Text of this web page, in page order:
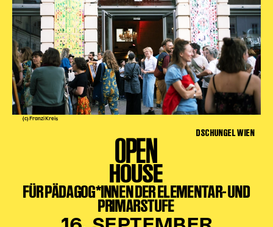
(c) Franzi Kreis
DSCHUNGEL WIEN
OPEN
HOUSE
FÜR PÄDAGOG*INNEN DER ELEMENTAR- UND
PRIMARSTUFE